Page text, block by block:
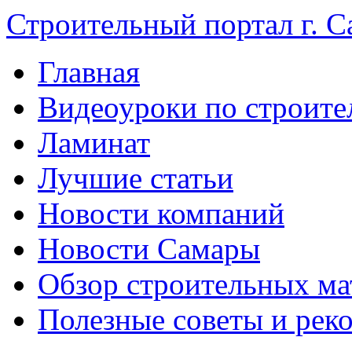
Строительный портал г.
Главная
Видеоуроки по
Ламинат
Лучшие статьи
Новости компаний
Новости Самары
Обзор строительных
Полезные советы и